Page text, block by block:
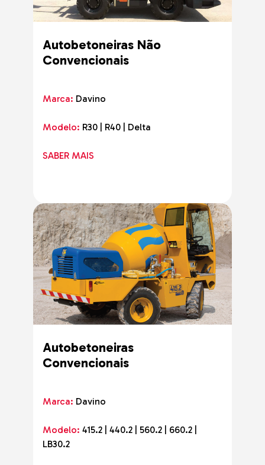
Autobetoneiras Não
Convencionais
Marca: Davino
Modelo: R30 | R40 | Delta
SABER MAIS
Autobetoneiras
Convencionais
Marca: Davino
Modelo: 415.2 | 440.2 | 560.2 | 660.2 |
LB30.2